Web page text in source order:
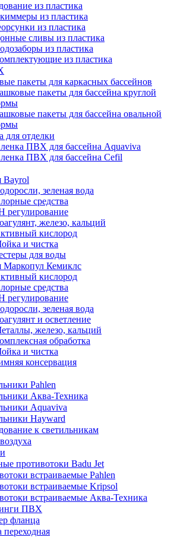
из пластика
из пластика
из пластика
сливы из пластика
из пластика
из пластика
пакеты для каркасных бассейнов
пакеты для бассейна круглой
пакеты для бассейна овальной
для отделки
ПВХ для бассейна Aquaviva
ПВХ для бассейна Cefil
зеленая вода
средства
регулирование
железо, кальций
кислород
и чистка
для воды
Кемиклс
кислород
средства
регулирование
зеленая вода
и осветление
железо, кальций
обработка
и чистка
консервация
Pahlen
Аква-Техника
Aquaviva
Hayward
к светильникам
противотоки Badu Jet
встраиваемые Pahlen
встраиваемые Kripsol
встраиваемые Аква-Техника
ПВХ
фланца
переходная